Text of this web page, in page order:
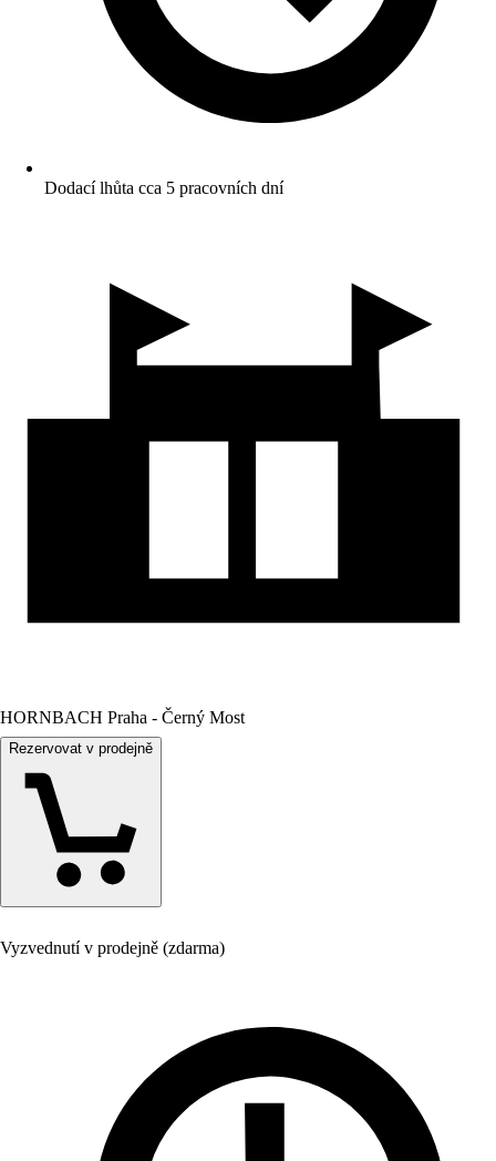
Dodací lhůta cca 5 pracovních dní
HORNBACH Praha - Černý Most
Rezervovat v prodejně
Vyzvednutí v prodejně (zdarma)